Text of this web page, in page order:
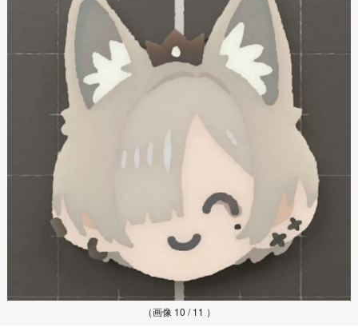
（画像 10 / 11 ）